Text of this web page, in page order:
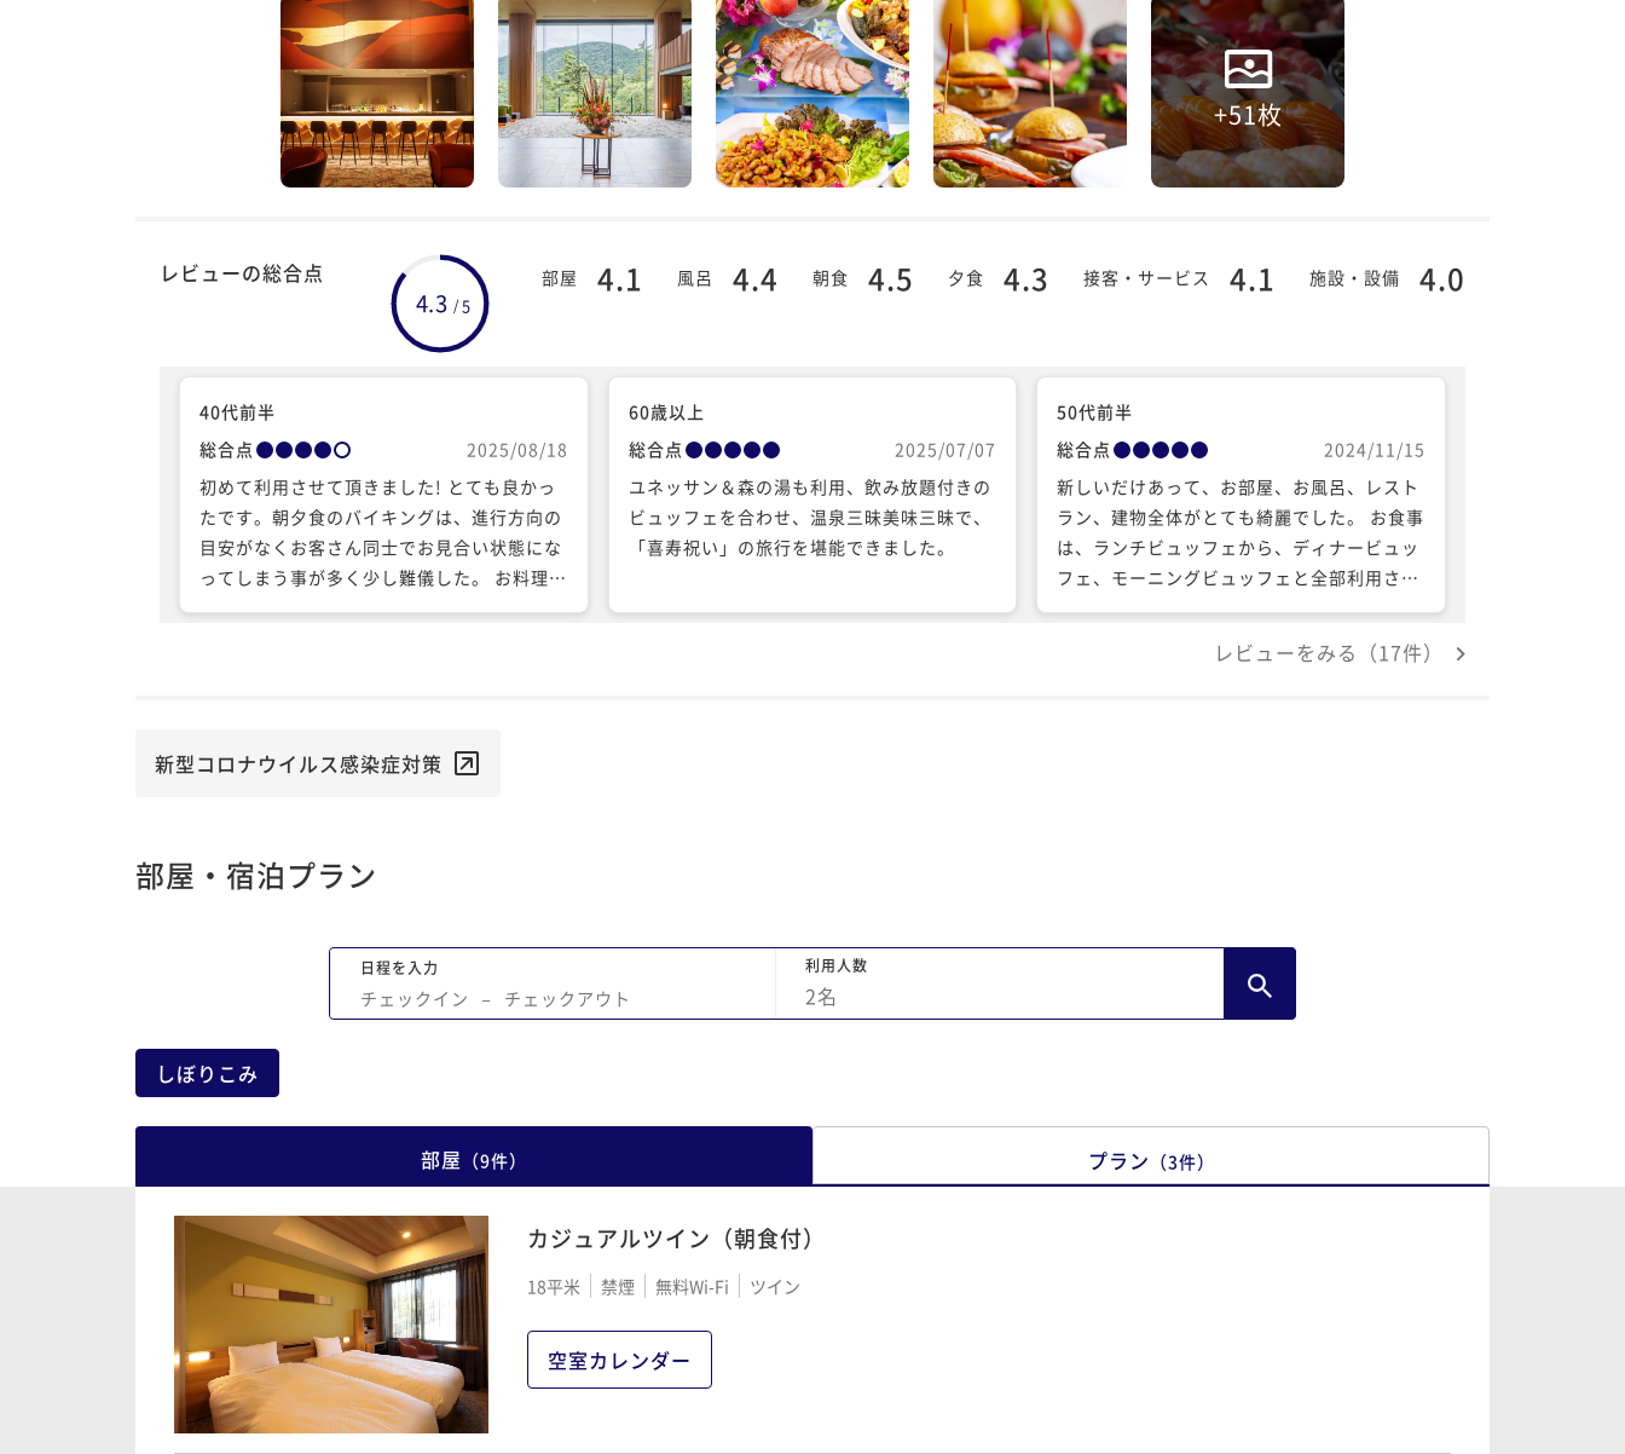
+51枚
レビューの総合点
4.3 /5
部屋 4.1 風呂 4.4 朝食 4.5 夕食 4.3 接客・サービス 4.1 施設・設備 4.0
40代前半
総合点
2025/08/18
初めて利用させて頂きました! とても良かっ
たです。朝夕食のバイキングは、進行方向の
目安がなくお客さん同士でお見合い状態にな
ってしまう事が多く少し難儀した。 お料理は
とても美味しかったです。
60歳以上
総合点
2025/07/07
ユネッサン＆森の湯も利用、飲み放題付きの
ビュッフェを合わせ、温泉三昧美味三昧で、
「喜寿祝い」の旅行を堪能できました。
50代前半
総合点
2024/11/15
新しいだけあって、お部屋、お風呂、レスト
ラン、建物全体がとても綺麗でした。 お食事
は、ランチビュッフェから、ディナービュッ
フェ、モーニングビュッフェと全部利用させ
ていただきました。ランチビュッフェは気持
ちお高いかなと思ったのですが、アルコー
ル、ソフトドリンクも飲み放題なので、妥当
レビューをみる（17件）
新型コロナウイルス感染症対策
部屋・宿泊プラン
日程を入力
チェックイン − チェックアウト
利用人数
2名
しぼりこみ
部屋 （9件） プラン （3件）
カジュアルツイン（朝食付）
18平米 禁煙 無料Wi-Fi ツイン
空室カレンダー